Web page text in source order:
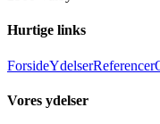
Hurtige links
ForsideYdelserReferencer
Vores ydelser